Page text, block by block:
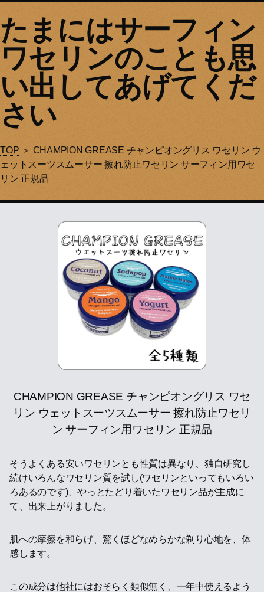
たまにはサーフィン
ワセリンのことも思
い出してあげてくだ
さい
TOP ＞ CHAMPION GREASE チャンピオングリス ワセリン ウ
ェットスーツスムーサー 擦れ防止ワセリン サーフィン用ワセ
リン 正規品
CHAMPION GREASE チャンピオングリス ワセ
リン ウェットスーツスムーサー 擦れ防止ワセリ
ン サーフィン用ワセリン 正規品
そうよくある安いワセリンとも性質は異なり、独自研究し
続けいろんなワセリン質を試し(ワセリンといってもいろい
ろあるのです)、やっとたどり着いたワセリン品が主成に
て、出来上がりました。
肌への摩擦を和らげ、驚くほどなめらかな剃り心地を、体
感します。
この成分は他社にはおそらく類似無く、一年中使えるよう